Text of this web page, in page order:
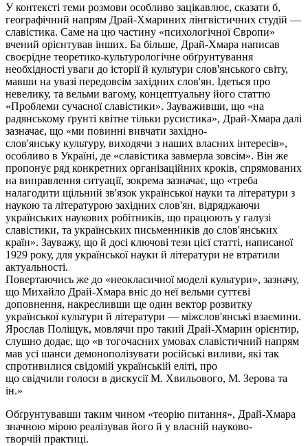
У контексті теми розмови особливо зацікавлює, сказати б,
географічний напрям Драй-Хмариних лінгвістичних студій —
славістика. Саме на цю частину «психологічної Європи»
вчений орієнтував інших. Ба більше, Драй-Хмара написав
своєрідне теоретико-культурологічне обґрунтування
необхідності уваги до історії й культури слов'янського світу,
мавши на увазі передовсім західних слов'ян. Ідеться про
невелику, та вельми вагому, концептуальну його статтю
«Проблеми сучасної славістики». Зауваживши, що «на
радянському ґрунті квітне тільки русистика», Драй-Хмара далі
зазначає, що «ми повинні вивчати західно-
слов'янську культуру, виходячи з наших власних інтересів»,
особливо в Україні, де «славістика завмерла зовсім». Він же
пропонує ряд конкретних організаційних кроків, спрямованих
на виправлення ситуації, зокрема зазначає, що «треба
налагодити щільний зв'язок української науки та літератури з
наукою та літературою західних слов'ян, відряджаючи
українських наукових робітників, що працюють у галузі
славістики, та українських письменників до слов'янських
країн». Зауважу, що й досі ключові тези цієї статті, написаної
1929 року, для української науки й літератури не втратили
актуальності.
Повертаючись же до «неокласичної моделі культури», зазначу,
що Михайло Драй-Хмара вніс до неї вельми суттєві
доповнення, накресливши ще один вектор розвитку
української культури й літератури — міжслов'янські взаємини.
Ярослав Поліщук, мовлячи про такий Драй-Хмарин орієнтир,
слушно додає, що «в тогочасних умовах славістичний напрям
мав усі шанси демонополізувати російські виливи, які так
спротивилися свідомій українській еліті, про
що свідчили голоси в дискусії М. Хвильового, М. Зерова та
ін.»
Обґрунтувавши таким чином «теорію питання», Драй-Хмара
значною мірою реалізував його й у власній науково-
творчій практиці.